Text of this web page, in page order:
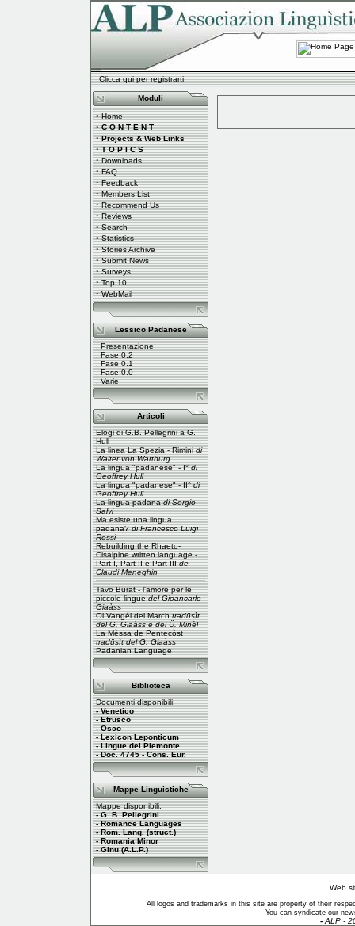
Clicca qui per registrarti
Moduli
· Home
· C O N T E N T
· Projects & Web Links
· T O P I C S
· Downloads
· FAQ
· Feedback
· Members List
· Recommend Us
· Reviews
· Search
· Statistics
· Stories Archive
· Submit News
· Surveys
· Top 10
· WebMail
Lessico Padanese
.Presentazione
.Fase 0.2
.Fase 0.1
.Fase 0.0
.Varie
Articoli
Elogi di G.B. Pellegrini a G.
Hull
La linea La Spezia - Rimini di
Walter von Wartburg
La lingua "padanese" - I° di
Geoffrey Hull
La lingua "padanese" - II° di
Geoffrey Hull
La lingua padana di Sergio
Salvi
Ma esiste una lingua
padana? di Francesco Luigi
Rossi
Rebuilding the Rhaeto-
Cisalpine written language -
Part I,Part IIePart III de
Claudi Meneghin
Tavo Burat - l'amore per le
piccole linguedel Gioancarlo
Giaàss
Ol Vangél del March tradüsìt
del G. Giaàss e del Ü. Minèl
La Mèssa de Pentecòst
tradüsìt del G. Giaàss
Padanian Language
Biblioteca
Documenti disponibili:
- Venetico
- Etrusco
- Osco
- Lexicon Leponticum
- Lingue del Piemonte
- Doc. 4745 - Cons. Eur.
Mappe Linguistiche
Mappe disponibili:
- G. B. Pellegrini
- Romance Languages
- Rom. Lang. (struct.)
- Romania Minor
- Ginu (A.L.P.)
Web
All logos and trademarks in this site are property of their
You can syndicate our
- ALP -